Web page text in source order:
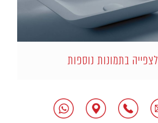
לצפייה בתמונות נוספות